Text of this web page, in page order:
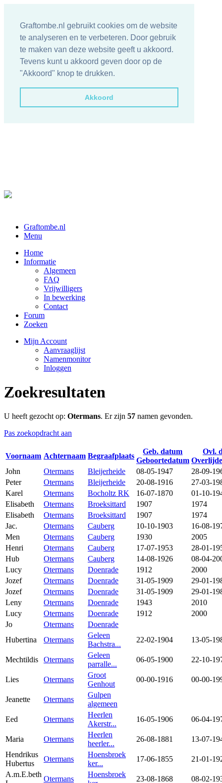
Graftombe.nl gebruikt cookies om de website
te analyseren en te verbeteren. Door gebruik
te maken van deze website geeft u akkoord.
Tevens kunt u akkoord geven door op de
"Akkoord" knop te drukken.
Akkoord
Graftombe.nl
Menu
Home
Informatie
Algemeen
FAQ
Vrijwilligers
In bewerking
Contact
Forum
Zoeken
Mijn Account
Aanvraaglijst
Namenmonitor
Inloggen
Zoekresultaten
U heeft gezocht op: Otermans. Er zijn 57 namen gevonden.
Pas zoekopdracht aan
Voornaam Achternaam Begraafplaats
Geb. datum
Geboortedatum
Ovl.
John
Otermans Bleijerheide 08-05-1947
28-09-
Peter
Otermans Bleijerheide 20-08-1916
27-03-
Karel
Otermans Bocholtz RK 16-07-1870
01-10-
Elisabeth
Otermans Broeksittard 1907
1974
Elisabeth
Otermans Broeksittard 1907
1974
Jac.
Otermans Cauberg 10-10-1903
16-08-
Men
Otermans Cauberg 1930
2005
Henri
Otermans Cauberg 17-07-1953
28-01-
Hub
Otermans Cauberg 14-08-1926
08-04-
Lucy
Otermans Doenrade 1912
2000
Jozef
Otermans Doenrade 31-05-1909
29-01-
Jozef
Otermans Doenrade 31-05-1909
29-01-
Leny
Otermans Doenrade 1943
2010
Lucy
Otermans Doenrade 1912
2000
Jo
Otermans
Doenrade
Hubertina
Otermans
Geleen
Bachstra...
22-02-1904 13-05-
Mechtildis Otermans
Geleen
parralle...
06-05-1900 22-10-
Lies Otermans
Groot
Genhout
00-00-1916 00-00-
Jeanette Otermans
Gulpen
algemeen
Eed
Otermans
Heerlen
Akerstr...
16-05-1906 06-04-
Maria Otermans
Heerlen
heerler...
26-08-1881
13-07-
Hendrikus
Hubertus
Otermans
Hoensbroek
ker...
17-06-1855
21-01-
A.m.E.beth
Otermans
Hoensbroek
23-08-1868 08-02-